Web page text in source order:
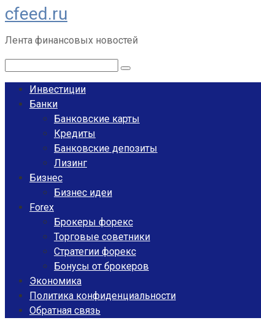
Перейти
к
контенту
cfeed.ru
Лента финансовых новостей
Инвестиции
Банки
Банковские карты
Кредиты
Банковские депозиты
Лизинг
Бизнес
Бизнес идеи
Forex
Брокеры форекс
Торговые советники
Стратегии форекс
Бонусы от брокеров
Экономика
Политика конфиденциальности
Обратная связь